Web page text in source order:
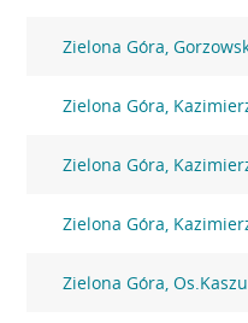
Zielona Góra,
Zielona Góra,
Zielona Góra,
Zielona Góra,
Zielona Góra,